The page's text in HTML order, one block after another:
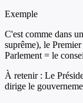
Exemple
C'est comme dans
suprême), le
Parlement = le
À retenir : Le
dirige le